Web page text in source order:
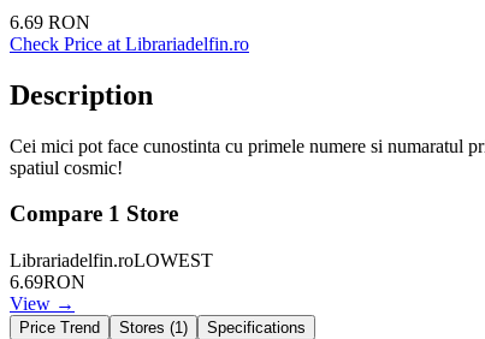
6.69 RON
Check Price at Librariadelfin.ro
Description
Cei mici pot face cunostinta cu primele numere si numaratul
spatiul cosmic!
Compare 1 Store
Librariadelfin.roLOWEST
6.69RON
View →
Price Trend Stores (1) Specifications